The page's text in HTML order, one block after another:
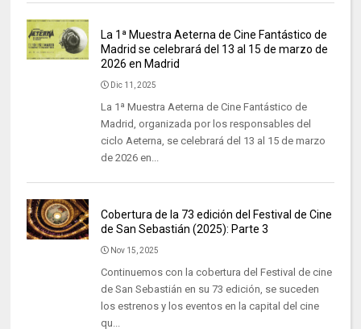
La 1ª Muestra Aeterna de Cine Fantástico de
Madrid se celebrará del 13 al 15 de marzo de
2026 en Madrid
Dic 11, 2025
La 1ª Muestra Aeterna de Cine Fantástico de
Madrid, organizada por los responsables del
ciclo Aeterna, se celebrará del 13 al 15 de marzo
de 2026 en...
Cobertura de la 73 edición del Festival de Cine
de San Sebastián (2025): Parte 3
Nov 15, 2025
Continuemos con la cobertura del Festival de cine
de San Sebastián en su 73 edición, se suceden
los estrenos y los eventos en la capital del cine
qu...